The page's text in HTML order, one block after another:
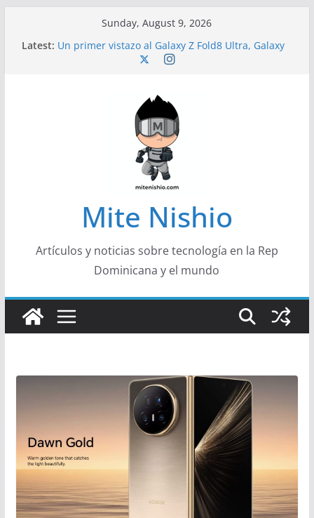
Sunday, August 9, 2026
Latest: Un primer vistazo al Galaxy Z Fold8 Ultra, Galaxy
Z Fold8 y Galaxy Z Flip8
Conferencistas analizarán los desafíos que
redefinen el futuro de las finanzas y la economía
Segunda edición de Marketing Unplugged
impulsa el marketing con propósito
Alerta sobre nueva campaña de ciberataques
que afecta a organizaciones de América Latina
Mite Nishio
Artículos y noticias sobre tecnología en la Rep
Dominicana y el mundo